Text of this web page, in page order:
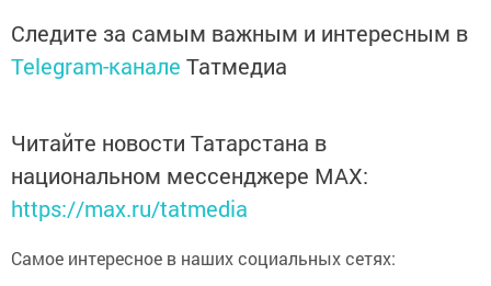
Следите за самым важным и интересным в
Telegram-канале Татмедиа
Читайте новости Татарстана в
национальном мессенджере MАХ:
https://max.ru/tatmedia
Самое интересное в наших социальных сетях: